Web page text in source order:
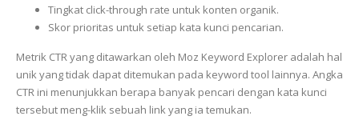
Tingkat click-through rate untuk konten organik.
Skor prioritas untuk setiap kata kunci pencarian.
Metrik CTR yang ditawarkan oleh Moz Keyword Explorer adalah hal
unik yang tidak dapat ditemukan pada keyword tool lainnya. Angka
CTR ini menunjukkan berapa banyak pencari dengan kata kunci
tersebut meng-klik sebuah link yang ia temukan.